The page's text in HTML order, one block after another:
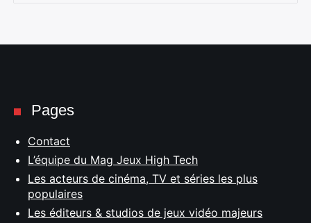
Pages
Contact
L’équipe du Mag Jeux High Tech
Les acteurs de cinéma, TV et séries les plus
populaires
Les éditeurs & studios de jeux vidéo majeurs